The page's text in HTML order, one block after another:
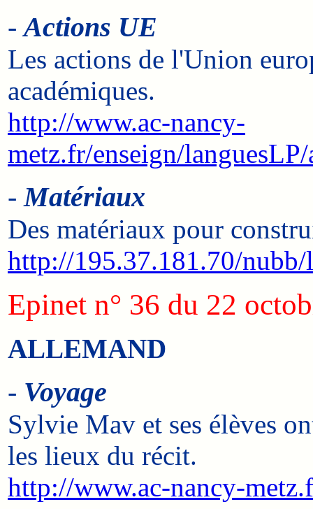
- Actions UE
Les actions de l'Union
académiques.
http://www.ac-nancy-
metz.fr/enseign/
- Matériaux
Des matériaux pour
http://195.37.181.70/
Epinet n° 36 du 22
ALLEMAND
- Voyage
Sylvie Mav et ses élèves
les lieux du récit.
http://www.ac-nancy-